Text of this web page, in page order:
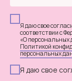
Я даю свое
соответствии с
«О
Политикой
персональных
Я даю свое